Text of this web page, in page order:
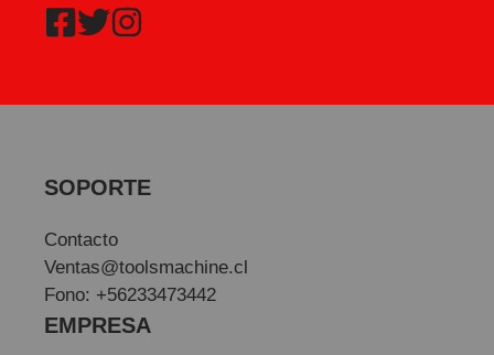
SOPORTE
Contacto
Ventas@toolsmachine.cl
Fono: +56233473442
EMPRESA